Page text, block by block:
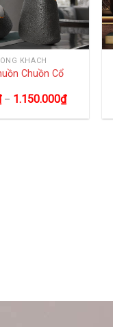
KHÁCH
Chuồn Cổ
– 1.150.000₫